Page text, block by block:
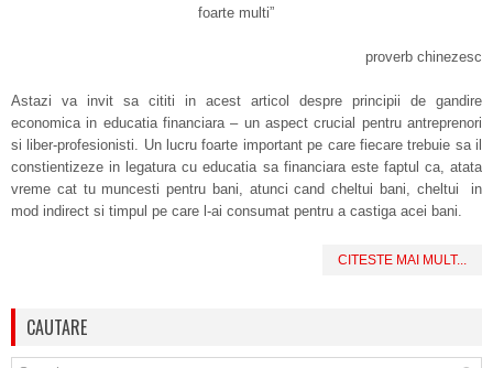
foarte multi”
proverb chinezesc
Astazi va invit sa cititi in acest articol despre principii de gandire
economica in educatia financiara – un aspect crucial pentru antreprenori
si liber-profesionisti. Un lucru foarte important pe care fiecare trebuie sa il
constientizeze in legatura cu educatia sa financiara este faptul ca, atata
vreme cat tu muncesti pentru bani, atunci cand cheltui bani, cheltui in
mod indirect si timpul pe care l-ai consumat pentru a castiga acei bani.
CITESTE MAI MULT...
CAUTARE